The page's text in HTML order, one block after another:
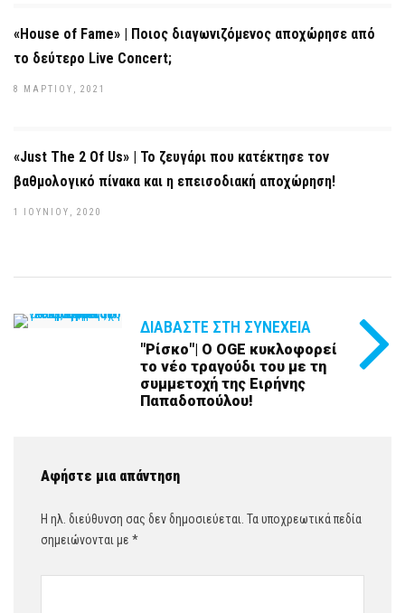
«House of Fame» | Ποιος διαγωνιζόμενος αποχώρησε από
το δεύτερο Live Concert;
8 ΜΑΡΤΊΟΥ, 2021
«Just The 2 Of Us» | Το ζευγάρι που κατέκτησε τον
βαθμολογικό πίνακα και η επεισοδιακή αποχώρηση!
1 ΙΟΥΝΊΟΥ, 2020
ΔΙΑΒΆΣΤΕ ΣΤΗ ΣΥΝΈΧΕΙΑ
"Ρίσκο"| Ο OGE κυκλοφορεί
το νέο τραγούδι του με τη
συμμετοχή της Ειρήνης
Παπαδοπούλου!
Αφήστε μια απάντηση
Η ηλ. διεύθυνση σας δεν δημοσιεύεται. Τα υποχρεωτικά πεδία
σημειώνονται με *